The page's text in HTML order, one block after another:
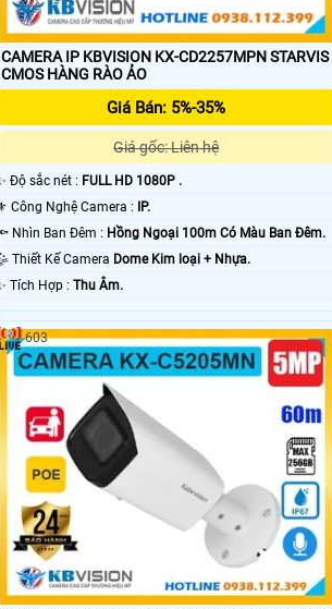
CAMERA IP KBVISION KX-CD2257MPN STARVIS
CMOS HÀNG RÀO ẢO
Giá Bán: 5%-35%
Giá gốc: Liên hệ
✨ Độ sắc nét : FULL HD 1080P .
⚜️ Công Nghệ Camera :
IP.
🔦 Nhìn Ban Đêm : Hồng Ngoại 100m Có Màu Ban Ðêm.
🤹 Thiết Kế Camera Dome Kim loại + Nhựa.
️✨ Tích Hợp :Thu Âm.
603